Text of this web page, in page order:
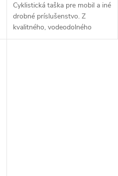
Cyklistická taška pre mobil a iné
drobné príslušenstvo. Z
kvalitného, vodeodolného
materiálu.